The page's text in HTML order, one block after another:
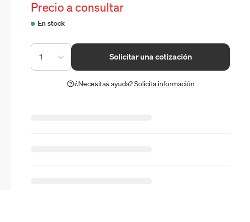
Precio a consultar
En stock
1 Solicitar una cotización
¿Necesitas ayuda?Solicita información